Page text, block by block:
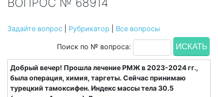
ВОПРОС № 68914
Задайте вопрос Рубрикатор Все вопросы
Поиск по № вопроса:
Добрый вечер! Прошла лечение РМЖ в 2023-2024 гг.,
была операция, химия, таргеты. Сейчас принимаю
турецкий тамоксифен. Индекс массы тела 30.5